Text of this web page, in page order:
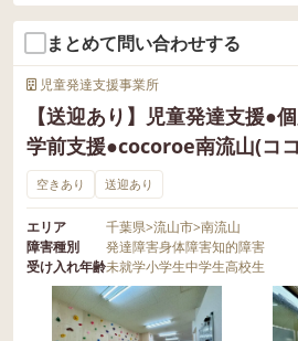
まとめて問い合わせする
児童発達支援事業所
【送迎あり】児童発達支援●
学前支援●cocoroe南流山(コ
空きあり 送迎あり
エリア 千葉県>流山市>南流山
障害種別
発達障害身体障害知的障害
受け入れ年齢未就学小学生中学生高校生